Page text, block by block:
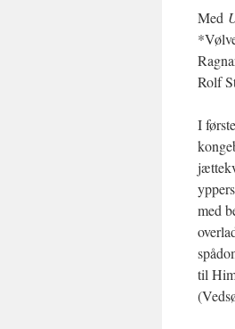
Med
Rolf
I
med
til